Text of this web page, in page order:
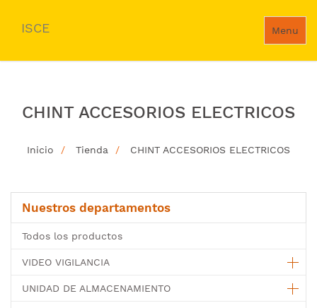
Menu
ISCE
CHINT ACCESORIOS ELECTRICOS
Inicio Tienda CHINT ACCESORIOS ELECTRICOS
Nuestros departamentos
Todos los productos
VIDEO VIGILANCIA
UNIDAD DE ALMACENAMIENTO